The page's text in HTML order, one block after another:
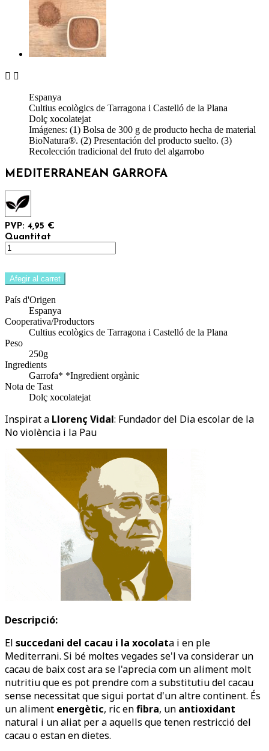
 
Espanya
Cultius ecològics de Tarragona i Castelló de la Plana
Dolç xocolatejat
Imágenes: (1) Bolsa de 300 g de producto hecha de material
BioNatura®. (2) Presentación del producto suelto. (3)
Recolección tradicional del fruto del algarrobo
MEDITERRANEAN GARROFA
PVP: 4,95 €
Quantitat
Afegir al carret
País d'Origen
Espanya
Cooperativa/Productors
Cultius ecològics de Tarragona i Castelló de la Plana
Peso
250g
Ingredients
Garrofa* *Ingredient orgànic
Nota de Tast
Dolç xocolatejat
Inspirat a Llorenç Vidal: Fundador del Dia escolar de la
No violència i la Pau
Descripció:
El succedani del cacau i la xocolata i en ple
Mediterrani. Si bé moltes vegades se'l va considerar un
cacau de baix cost ara se l'aprecia com un aliment molt
nutritiu que es pot prendre com a substitutiu del cacau
sense necessitat que sigui portat d'un altre continent. És
un aliment energètic, ric enfibra, un antioxidant
natural i un aliat per a aquells que tenen restricció del
cacau o estan en dietes.